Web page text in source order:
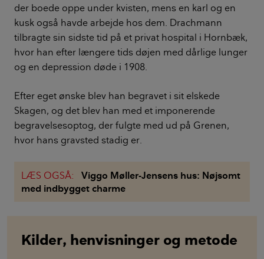
der boede oppe under kvisten, mens en karl og en
kusk også havde arbejde hos dem. Drachmann
tilbragte sin sidste tid på et privat hospital i Hornbæk,
hvor han efter længere tids døjen med dårlige lunger
og en depression døde i 1908.
Efter eget ønske blev han begravet i sit elskede
Skagen, og det blev han med et imponerende
begravelsesoptog, der fulgte med ud på Grenen,
hvor hans gravsted stadig er.
LÆS OGSÅ:
Viggo Møller-Jensens hus: Nøjsomt
med indbygget charme
Kilder, henvisninger og metode